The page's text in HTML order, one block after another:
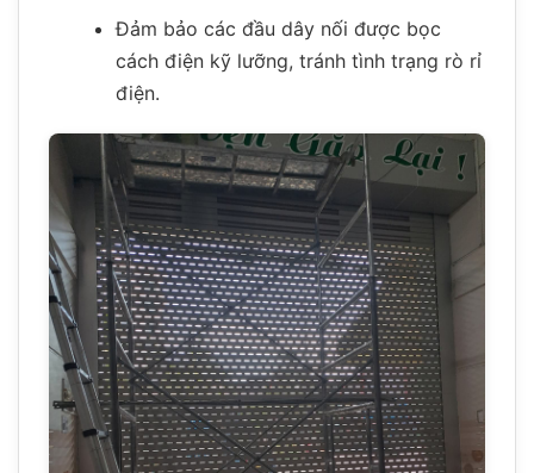
Đảm bảo các đầu dây nối được bọc
cách điện kỹ lưỡng, tránh tình trạng rò rỉ
điện.